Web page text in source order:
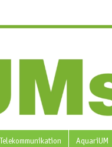
Telekommunikation AquariUM